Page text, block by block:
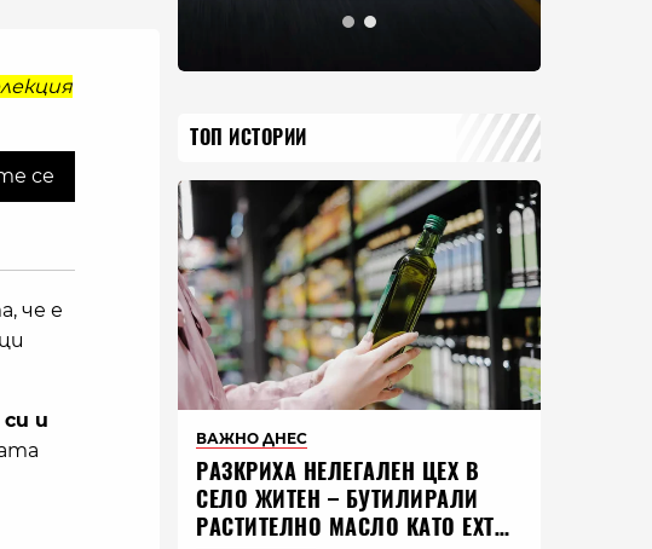
че е
и
ТОП ИСТОРИИ
ВАЖНО ДНЕС
РАЗКРИХА НЕЛЕГАЛЕН ЦЕХ В
СЕЛО ЖИТЕН – БУТИЛИРАЛИ
РАСТИТЕЛНО МАСЛО КАТО EXTRA